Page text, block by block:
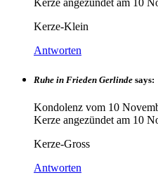
Kerze angezündet am 10
Kerze-Klein
Antworten
Ruhe in Frieden Gerlinde says:
Kondolenz vom 10
Kerze angezündet am 10
Kerze-Gross
Antworten